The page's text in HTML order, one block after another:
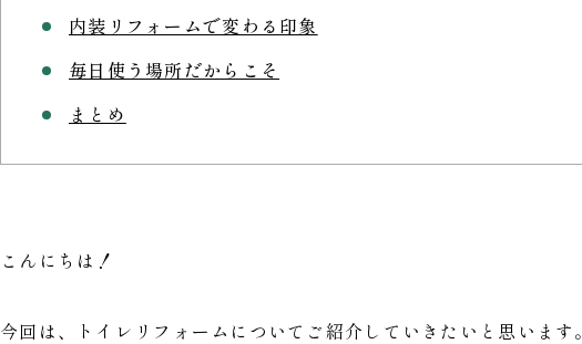
内装リフォームで変わる印象
毎日使う場所だからこそ
まとめ
こんにちは！
今回は、トイレリフォームについてご紹介していきたいと思います。